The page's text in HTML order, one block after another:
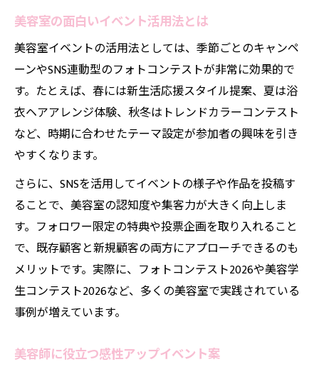
美容室で人気の季節イベント実施ポイント
美容室キャンペーンで顧客満足度を高める
美容室のキャンペーン成功事例を徹底解説
美容室イベントと連動した集客キャンペー
ン
美容室で実践できる効果的な割引キャンペ
ーン
美容室キャンペーンの告知方法と注意点
SNS連動で輝く美容室イベントの実践例
美容室イベントをSNSで拡散する方法
SNS連動で盛り上がる美容室キャンペーン術
美容室のSNS活用でイベント集客を強化
美容室イベントとSNSの効果的な連携法
美容師コンテスト作品をSNSで魅力発信
美容室の面白いイベント活用法とは
美容室イベントの活用法としては、季節ごとのキャンペ
ーンやSNS連動型のフォトコンテストが非常に効果的で
す。たとえば、春には新生活応援スタイル提案、夏は浴
衣ヘアアレンジ体験、秋冬はトレンドカラーコンテスト
など、時期に合わせたテーマ設定が参加者の興味を引き
やすくなります。
さらに、SNSを活用してイベントの様子や作品を投稿す
ることで、美容室の認知度や集客力が大きく向上しま
す。フォロワー限定の特典や投票企画を取り入れること
で、既存顧客と新規顧客の両方にアプローチできるのも
メリットです。実際に、フォトコンテスト2026や美容学
生コンテスト2026など、多くの美容室で実践されている
事例が増えています。
美容師に役立つ感性アップイベント案